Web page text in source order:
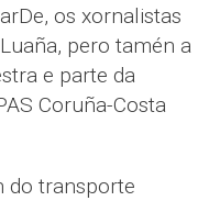
os xornalistas
pero tamén a
e parte da
Coruña-Costa
do transporte